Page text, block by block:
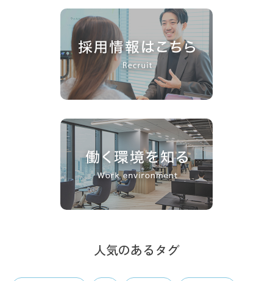
人気のあるタグ